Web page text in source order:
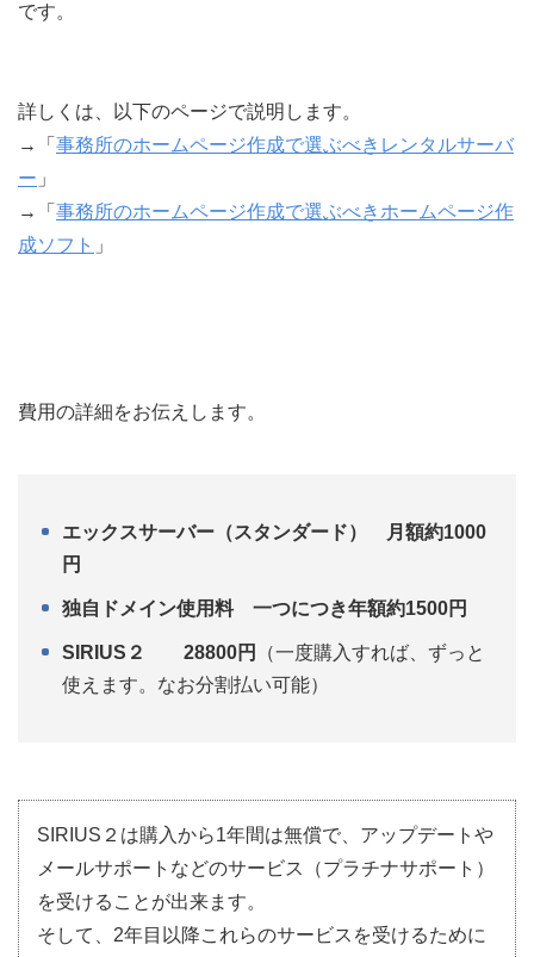
です。
詳しくは、以下のページで説明します。
→「 事務所のホームページ作成で選ぶべきレンタルサーバ
ー 」
→「 事務所のホームページ作成で選ぶべきホームページ作
成ソフト 」
費用の詳細をお伝えします。
エックスサーバー（スタンダード） 月額約1000
円
独自ドメイン使用料 一つにつき年額約1500円
SIRIUS２ 28800円
（一度購入すれば、ずっと
使えます。なお分割払い可能）
SIRIUS２は購入から1年間は無償で、アップデートや
メールサポートなどのサービス（プラチナサポート）
を受けることが出来ます。
そして、2年目以降これらのサービスを受けるために